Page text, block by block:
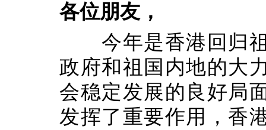
各位朋友，
今年是香港回归祖
政府和祖国内地的大
会稳定发展的良好局
发挥了重要作用，香